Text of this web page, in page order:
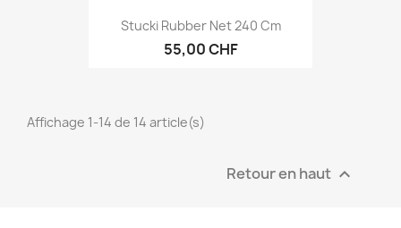
Stucki Rubber Net 240 Cm
55,00 CHF
Affichage 1-14 de 14 article(s)
Retour en haut 